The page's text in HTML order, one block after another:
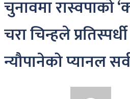
चुनावमा रास्वपाको
चरा चिन्हले
न्यौपानेको प्यानल